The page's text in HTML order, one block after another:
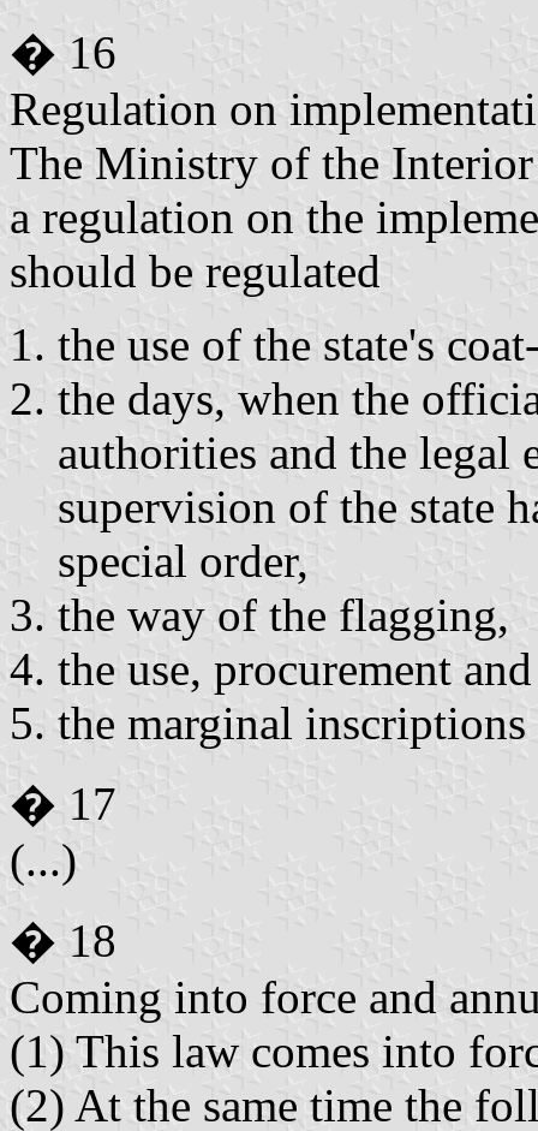
� 16
Regulation on
The Ministry of the Interior
a regulation on the
should be regulated
the use of the state's
the days, when the
authorities and the legal
supervision of the state
special order,
the way of the flagging,
the use, procurement
the marginal inscriptions
� 17
(...)
� 18
Coming into force and
(1) This law comes into
(2) At the same time the